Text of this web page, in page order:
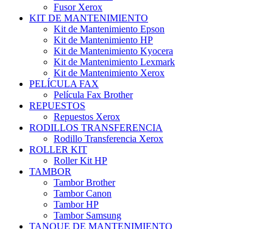
Fusor Xerox
KIT DE MANTENIMIENTO
Kit de Mantenimiento Epson
Kit de Mantenimiento HP
Kit de Mantenimiento Kyocera
Kit de Mantenimiento Lexmark
Kit de Mantenimiento Xerox
PELÍCULA FAX
Película Fax Brother
REPUESTOS
Repuestos Xerox
RODILLOS TRANSFERENCIA
Rodillo Transferencia Xerox
ROLLER KIT
Roller Kit HP
TAMBOR
Tambor Brother
Tambor Canon
Tambor HP
Tambor Samsung
TANQUE DE MANTENIMIENTO